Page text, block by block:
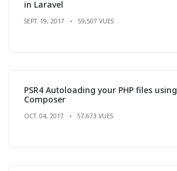
in Laravel
SEPT. 19, 2017 59,507 VUES
PSR4 Autoloading your PHP files using
Composer
OCT. 04, 2017 57,673 VUES